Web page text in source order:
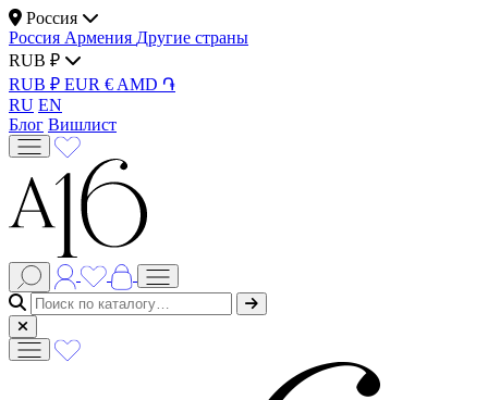
Россия
Россия Армения Другие страны
RUB ₽
RUB ₽ EUR € AMD ֏
RU EN
Блог Вишлист